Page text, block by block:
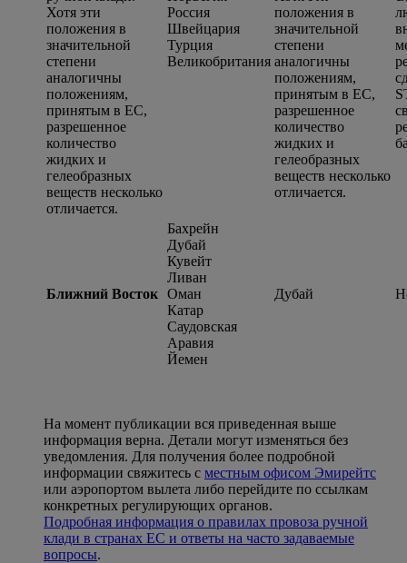
Хотя эти
положения в
значительной
степени
аналогичны
положениям,
принятым в ЕС,
разрешенное
количество
жидких и
гелеобразных
веществ несколько
отличается.
Россия
Швейцария
Турция
Великобритания
положения в
значительной
степени
аналогичны
положениям,
принятым в ЕС,
разрешенное
количество
жидких и
гелеобразных
веществ несколько
отличается.
Ближний Восток
Бахрейн
Дубай
Кувейт
Ливан
Оман
Катар
Саудовская
Аравия
Йемен
Дубай
На момент публикации вся приведенная выше
информация верна. Детали могут изменяться без
уведомления. Для получения более подробной
информации свяжитесь с местным офисом Эмирейтс
или аэропортом вылета либо перейдите по ссылкам
конкретных регулирующих органов.
Подробная информация о правилах провоза ручной
клади в странах ЕС и ответы на часто задаваемые
вопросы.